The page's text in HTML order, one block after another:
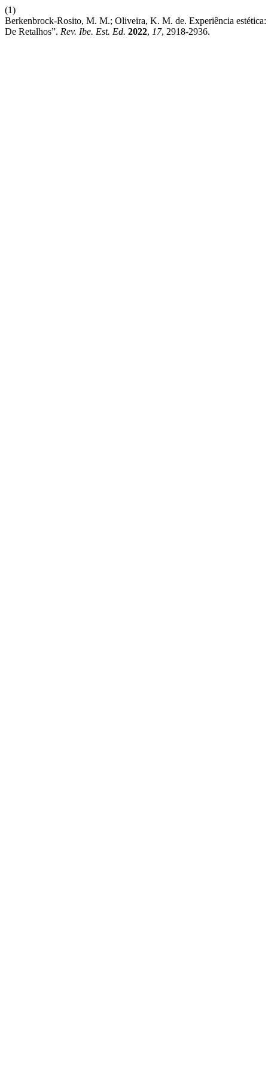
(1)
Berkenbrock-Rosito, M. M.; Oliveira, K. M. de. Experiência
De Retalhos”. Rev. Ibe. Est. Ed. 2022, 17, 2918-2936.